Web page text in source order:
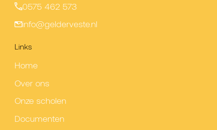
0575 462 573
info@gelderveste.nl
Links
Home
Over ons
Onze scholen
Documenten